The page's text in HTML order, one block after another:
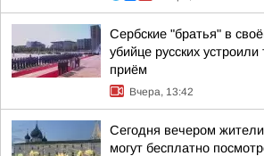
Сербские "братья" в
убийце русских
приём
Вчера, 13:42
Сегодня вечером
могут бесплатно